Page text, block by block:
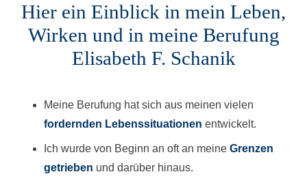
Hier ein Einblick in mein Leben,
Wirken und in meine Berufung
Elisabeth F. Schanik
Meine Berufung hat sich aus meinen vielen
fordernden Lebenssituationen entwickelt.
Ich wurde von Beginn an oft an meine Grenzen
getrieben und darüber hinaus.